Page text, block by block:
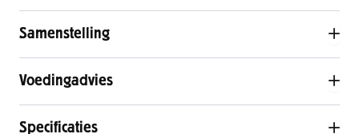
Samenstelling
Voedingadvies
Specificaties